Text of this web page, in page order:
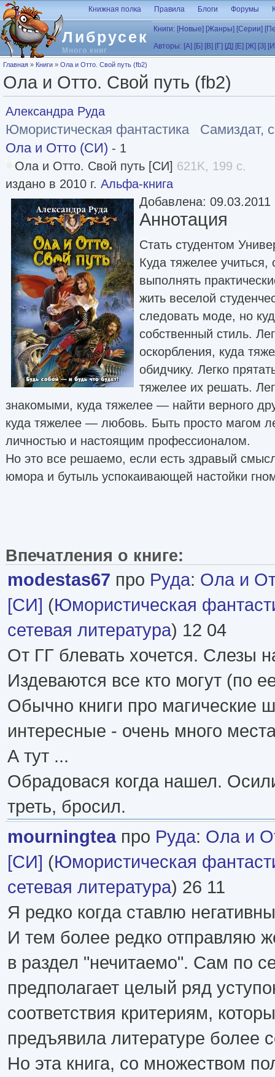
Перейти к основному содержанию
Либрусек
Много книг
Книжная полка Правила Блоги Форумы
Книги: [Новые] [Жанры] [Серии]
Авторы: [А] [Б] [В] [Г] [Д] [Е] [Ж] [З]
Вы здесь
Главная » Книги » Ола и Отто. Свой путь (fb2)
Ола и Отто. Свой путь (fb2)
Александра Руда
Юмористическая фантастика
Самиздат,
Ола и Отто (СИ) - 1
Ола и Отто. Свой путь [СИ] 621K, 199 с.
издано в 2010 г. Альфа-книга
Добавлена: 09.03.2011
Аннотация
Стать студентом
Куда тяжелее учиться,
выполнять
жить веселой
следовать моде, но
собственный стиль.
оскорбления, куда
обидчику. Легко
тяжелее их решать.
знакомыми, куда тяжелее — найти верного
куда тяжелее — любовь. Быть просто магом
личностью и настоящим профессионалом.
Но это все решаемо, если есть здравый
юмора и бутыль успокаивающей настойки
Впечатления о книге:
modestas67 про Руда: Ола и
[СИ] (Юмористическая
сетевая литература) 12 04
От ГГ блевать хочется. Слезы
Издеваются все кто могут (по
Обычно книги про магические
интересные - очень много
А тут ...
Обрадовася когда нашел.
треть, бросил.
mourningteaпро Руда: Ола и
[СИ] (Юмористическая
сетевая литература) 26 11
Я редко когда ставлю
И тем более редко отправляю
в раздел "нечитаемо". Сам по
предполагает целый ряд
соответствия критериям,
предъявила литературе более
Но эта книга, со множеством